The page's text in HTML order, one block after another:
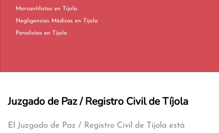
Mercantilistas en Tíjola
Negligencias Médicas en Tíjola
Penalistas en Tíjola
Juzgado de Paz / Registro Civil de Tíjola
El Juzgado de Paz / Registro Civil de Tíjola está